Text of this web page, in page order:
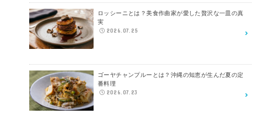
ロッシーニとは？美食作曲家が愛した贅沢な一皿の真
実
2026.07.25
ゴーヤチャンプルーとは？沖縄の知恵が生んだ夏の定
番料理
2026.07.23